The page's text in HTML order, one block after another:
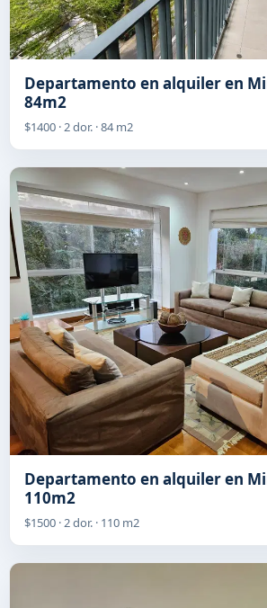
Departamento en alquiler en
84m2
$1400 · 2 dor. · 84 m2
Departamento en alquiler en
110m2
$1500 · 2 dor. · 110 m2